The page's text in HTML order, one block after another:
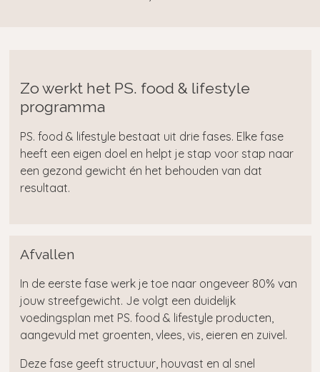
Zo werkt het PS. food & lifestyle
programma
PS. food & lifestyle bestaat uit drie fases. Elke fase
heeft een eigen doel en helpt je stap voor stap naar
een gezond gewicht én het behouden van dat
resultaat.
Afvallen
In de eerste fase werk je toe naar ongeveer 80% van
jouw streefgewicht. Je volgt een duidelijk
voedingsplan met PS. food & lifestyle producten,
aangevuld met groenten, vlees, vis, eieren en zuivel.
Deze fase geeft structuur, houvast en al snel